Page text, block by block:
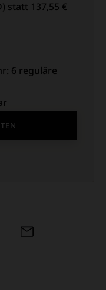
statt 137,55 €
6 reguläre